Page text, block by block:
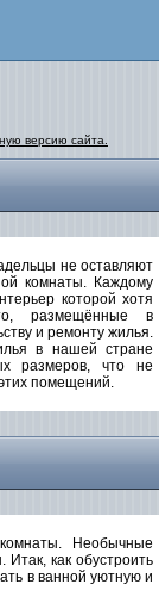
версию сайта.
не оставляют
комнаты. Каждому
которой хотя
размещённые в
и ремонту жилья.
в нашей стране
размеров, что не
помещений.
Необычные
как обустроить
в ванной уютную и